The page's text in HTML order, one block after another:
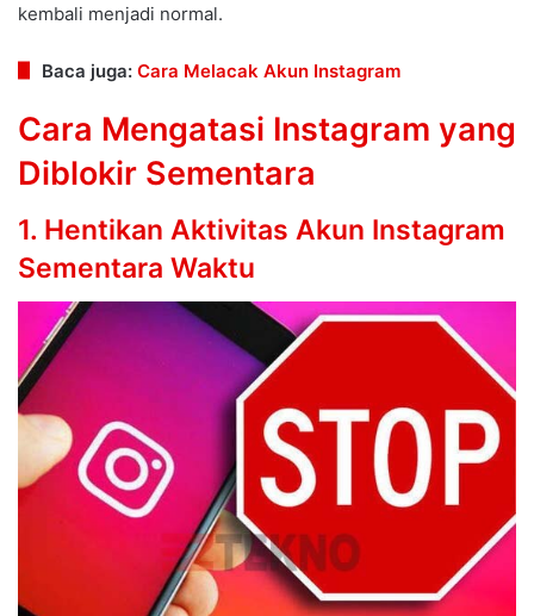
kembali menjadi normal.
Baca juga: Cara Melacak Akun Instagram
Cara Mengatasi Instagram yang
Diblokir Sementara
1. Hentikan Aktivitas Akun Instagram
Sementara Waktu